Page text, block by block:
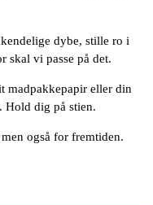
dybe, stille ro i
skal vi passe på det.
madpakkepapir eller din
Hold dig på stien.
også for fremtiden.